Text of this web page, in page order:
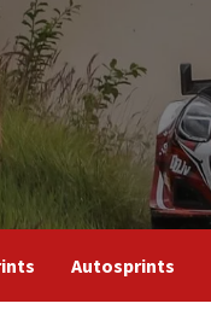
Autosprints